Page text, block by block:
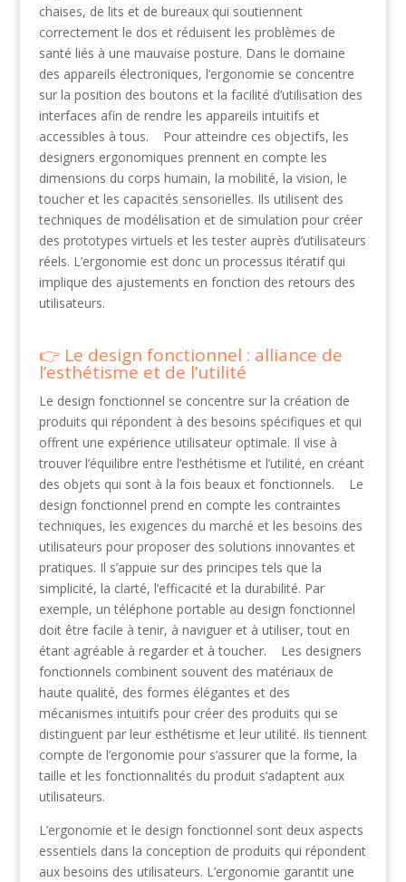
chaises, de lits et de bureaux qui soutiennent
correctement le dos et réduisent les problèmes de
santé liés à une mauvaise posture. Dans le domaine
des appareils électroniques, l’ergonomie se concentre
sur la position des boutons et la facilité d’utilisation des
interfaces afin de rendre les appareils intuitifs et
accessibles à tous. Pour atteindre ces objectifs, les
designers ergonomiques prennent en compte les
dimensions du corps humain, la mobilité, la vision, le
toucher et les capacités sensorielles. Ils utilisent des
techniques de modélisation et de simulation pour créer
des prototypes virtuels et les tester auprès d’utilisateurs
réels. L’ergonomie est donc un processus itératif qui
implique des ajustements en fonction des retours des
utilisateurs.
Le design fonctionnel : alliance de
l’esthétisme et de l’utilité
Le design fonctionnel se concentre sur la création de
produits qui répondent à des besoins spécifiques et qui
offrent une expérience utilisateur optimale. Il vise à
trouver l’équilibre entre l’esthétisme et l’utilité, en créant
des objets qui sont à la fois beaux et fonctionnels. Le
design fonctionnel prend en compte les contraintes
techniques, les exigences du marché et les besoins des
utilisateurs pour proposer des solutions innovantes et
pratiques. Il s’appuie sur des principes tels que la
simplicité, la clarté, l’efficacité et la durabilité. Par
exemple, un téléphone portable au design fonctionnel
doit être facile à tenir, à naviguer et à utiliser, tout en
étant agréable à regarder et à toucher. Les designers
fonctionnels combinent souvent des matériaux de
haute qualité, des formes élégantes et des
mécanismes intuitifs pour créer des produits qui se
distinguent par leur esthétisme et leur utilité. Ils tiennent
compte de l’ergonomie pour s’assurer que la forme, la
taille et les fonctionnalités du produit s’adaptent aux
utilisateurs.
L’ergonomie et le design fonctionnel sont deux aspects
essentiels dans la conception de produits qui répondent
aux besoins des utilisateurs. L’ergonomie garantit une